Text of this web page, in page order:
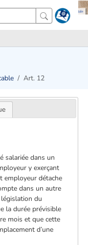
Art. 12
salariée dans un
y exerçant
employeur détache
dans un autre
du
la durée prévisible
mois et que cette
d’une